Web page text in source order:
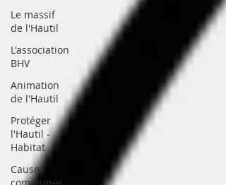
Le massif
de l'Hautil
L'association
BHV
Animation
de l'Hautil
Protéger
l'Hautil -
Habitat
Causes